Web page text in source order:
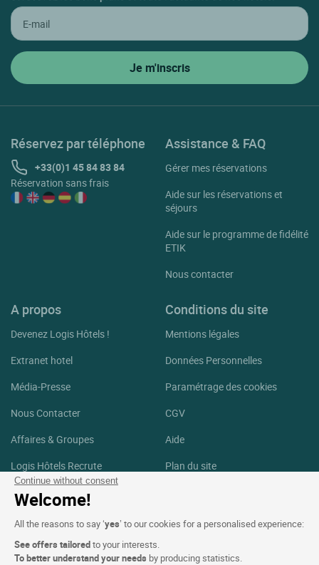
Continue without consent
Welcome!
All the reasons to say ‘yes’ to our cookies for a personalised experience:
See offers tailoredto your interests.
To better understand your needs by producing statistics.
Réservez par téléphone
+33(0)1 45 84 83 84
Réservation sans frais
Assistance & FAQ
Gérer mes réservations
Aide sur les réservations et
séjours
Aide sur le programme de fidélité
ETIK
Nous contacter
A propos
Devenez Logis Hôtels !
Extranet hotel
Média-Presse
Nous Contacter
Affaires & Groupes
Logis Hôtels Recrute
Conditions du site
Mentions légales
Données Personnelles
Paramétrage des cookies
CGV
Aide
Plan du site
Suivez-nous
Facebook